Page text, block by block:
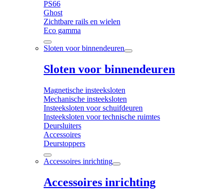
PS66
Ghost
Zichtbare rails en wielen
Eco gamma
Sloten voor binnendeuren
Sloten voor binnendeuren
Magnetische insteeksloten
Mechanische insteeksloten
Insteeksloten voor schuifdeuren
Insteeksloten voor technische ruimtes
Deursluiters
Accessoires
Deurstoppers
Accessoires inrichting
Accessoires inrichting